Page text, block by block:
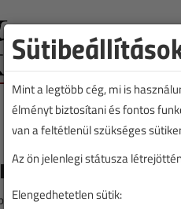
19. | VGF online |
Mint a legtöbb cég, mi is
élményt biztosítani és fontos
van a feltétlenül szükséges
Az ön jelenlegi státusza
Elengedhetetlen sütik: